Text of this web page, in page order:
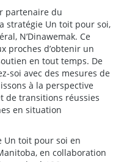
partenaire du
stratégie Un toit pour soi,
N’Dinawemak. Ce
proches d’obtenir un
en tout temps. De
soi avec des mesures de
à la perspective
de transitions réussies
en situation
Un toit pour soi en
en collaboration